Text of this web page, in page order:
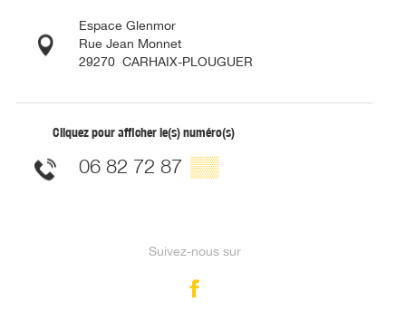
Espace Glenmor
Rue Jean Monnet
29270 CARHAIX-PLOUGUER
Cliquez pour afficher le(s) numéro(s)
06 82 72 87 ▒▒
Suivez-nous sur